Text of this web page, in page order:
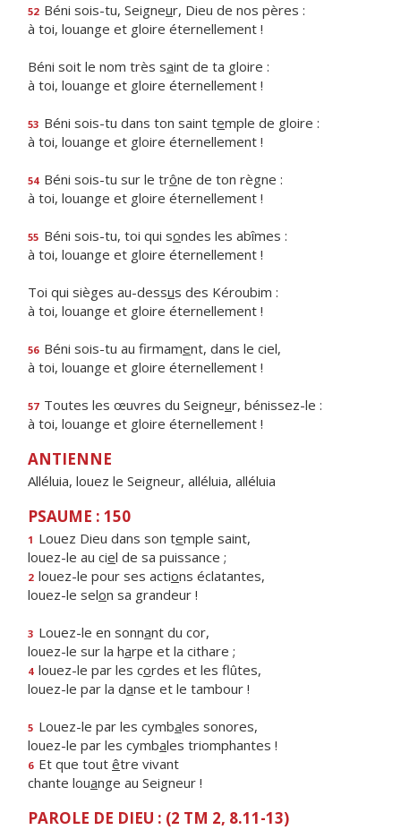
52 Béni sois-tu, Seigneur, Dieu de nos pères :
à toi, louange et gloire éternellement !
Béni soit le nom très saint de ta gloire :
à toi, louange et gloire éternellement !
53 Béni sois-tu dans ton saint temple de gloire :
à toi, louange et gloire éternellement !
54 Béni sois-tu sur le trône de ton règne :
à toi, louange et gloire éternellement !
55 Béni sois-tu, toi qui sondes les abîmes :
à toi, louange et gloire éternellement !
Toi qui sièges au-dessus des Kéroubim :
à toi, louange et gloire éternellement !
56 Béni sois-tu au firmament, dans le ciel,
à toi, louange et gloire éternellement !
57 Toutes les œuvres du Seigneur, bénissez-le :
à toi, louange et gloire éternellement !
ANTIENNE
Alléluia, louez le Seigneur, alléluia, alléluia
PSAUME : 150
1 Louez Dieu dans son temple saint,
louez-le au ciel de sa puissance ;
2 louez-le pour ses actions éclatantes,
louez-le selon sa grandeur !
3 Louez-le en sonnant du cor,
louez-le sur la harpe et la cithare ;
4 louez-le par les cordes et les flûtes,
louez-le par la danse et le tambour !
5 Louez-le par les cymbales sonores,
louez-le par les cymbales triomphantes !
6 Et que tout être vivant
chante louange au Seigneur !
PAROLE DE DIEU : (2 TM 2, 8.11-13)